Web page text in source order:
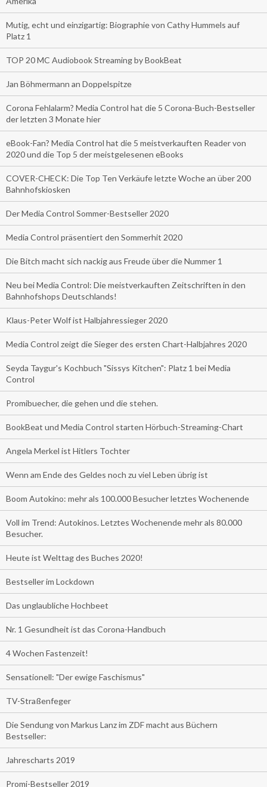
Mutig, echt und einzigartig: Biographie von Cathy Hummels auf
Platz 1
TOP 20 MC Audiobook Streaming by BookBeat
Jan Böhmermann an Doppelspitze
Corona Fehlalarm? Media Control hat die 5 Corona-Buch-Bestseller
der letzten 3 Monate hier
eBook-Fan? Media Control hat die 5 meistverkauften Reader von
2020 und die Top 5 der meistgelesenen eBooks
COVER-CHECK: Die Top Ten Verkäufe letzte Woche an über 200
Bahnhofskiosken
Der Media Control Sommer-Bestseller 2020
Media Control präsentiert den Sommerhit 2020
Die Bitch macht sich nackig aus Freude über die Nummer 1
Neu bei Media Control: Die meistverkauften Zeitschriften in den
Bahnhofshops Deutschlands!
Klaus-Peter Wolf ist Halbjahressieger 2020
Media Control zeigt die Sieger des ersten Chart-Halbjahres 2020
Seyda Taygur's Kochbuch "Sissys Kitchen": Platz 1 bei Media
Control
Promibuecher, die gehen und die stehen.
BookBeat und Media Control starten Hörbuch-Streaming-Chart
Angela Merkel ist Hitlers Tochter
Wenn am Ende des Geldes noch zu viel Leben übrig ist
Boom Autokino: mehr als 100.000 Besucher letztes Wochenende
Voll im Trend: Autokinos. Letztes Wochenende mehr als 80.000
Besucher.
Heute ist Welttag des Buches 2020!
Bestseller im Lockdown
Das unglaubliche Hochbeet
Nr. 1 Gesundheit ist das Corona-Handbuch
4 Wochen Fastenzeit!
Sensationell: "Der ewige Faschismus"
TV-Straßenfeger
Die Sendung von Markus Lanz im ZDF macht aus Büchern
Bestseller:
Jahrescharts 2019
Promi-Bestseller 2019